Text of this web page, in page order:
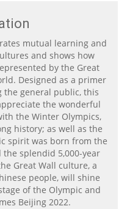
mutual learning and
and shows how
by the Great
Designed as a primer
the general public, this
the wonderful
the Winter Olympics,
history; as well as the
spirit was born from the
splendid 5,000-year
Great Wall culture, a
people, will shine
of the Olympic and
Beijing 2022.